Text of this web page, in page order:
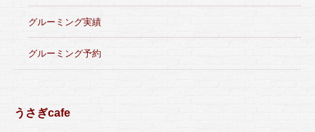
グルーミング実績
グルーミング予約
うさぎcafe